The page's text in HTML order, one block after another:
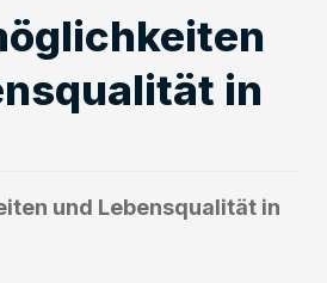
in
und Lebensqualität in